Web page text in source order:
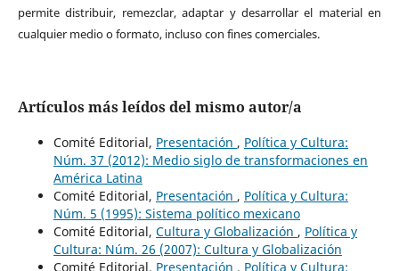
permite distribuir, remezclar, adaptar y desarrollar el material en
cualquier medio o formato, incluso con fines comerciales.
Artículos más leídos del mismo autor/a
Comité Editorial, Presentación , Política y Cultura:
Núm. 37 (2012): Medio siglo de transformaciones en
América Latina
Comité Editorial, Presentación , Política y Cultura:
Núm. 5 (1995): Sistema político mexicano
Comité Editorial, Cultura y Globalización , Política y
Cultura: Núm. 26 (2007): Cultura y Globalización
Comité Editorial, Presentación , Política y Cultura: